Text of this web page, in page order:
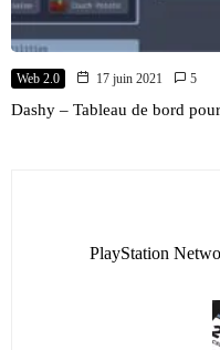
Web 2.0 17 juin 2021 5
Dashy – Tableau de bord
PlayStation